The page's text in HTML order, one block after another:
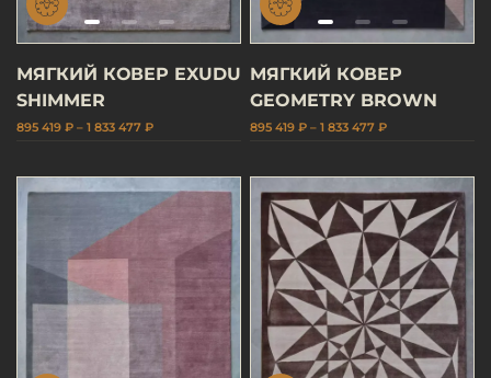
МЯГКИЙ КОВЕР EXUDU
SHIMMER
895 419 ₽ – 1 833 477 ₽
МЯГКИЙ КОВЕР
GEOMETRY BROWN
895 419 ₽ – 1 833 477 ₽